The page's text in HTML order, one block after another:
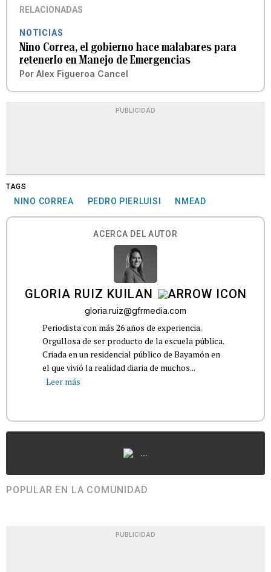
RELACIONADAS
NOTICIAS
Nino Correa, el gobierno hace malabares para
retenerlo en Manejo de Emergencias
Por Alex Figueroa Cancel
PUBLICIDAD
TAGS
NINO CORREA PEDRO PIERLUISI NMEAD
ACERCA DEL AUTOR
GLORIA RUIZ KUILAN
gloria.ruiz@gfrmedia.com
Periodista con más 26 años de experiencia.
Orgullosa de ser producto de la escuela pública.
Criada en un residencial público de Bayamón en
el que vivió la realidad diaria de muchos...
Leer más
...
POPULAR EN LA COMUNIDAD
PUBLICIDAD